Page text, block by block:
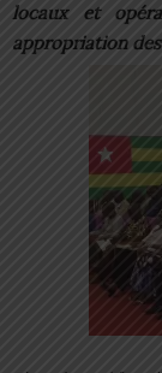
locaux et
appropriation